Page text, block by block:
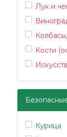
Лук и
Кости
Курица